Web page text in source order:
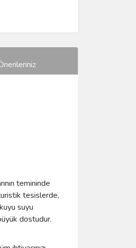
temininde
tesislerde,
suyu
dostudur.